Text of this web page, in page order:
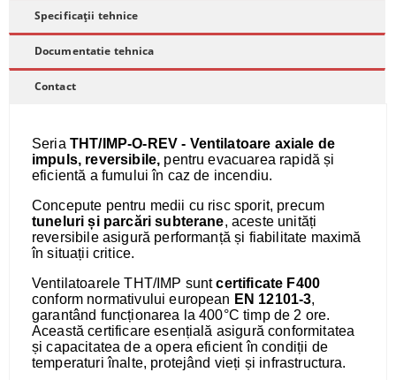
Specificații tehnice
Documentatie tehnica
Contact
Seria THT/IMP-O-REV - Ventilatoare axiale de
impuls, reversibile, pentru evacuarea rapidă și
eficientă a fumului în caz de incendiu.
Concepute pentru medii cu risc sporit, precum
tuneluri și parcări subterane, aceste unități
reversibile asigură performanță și fiabilitate maximă
în situații critice.
Ventilatoarele THT/IMP suntcertificate F400
conform normativului european EN 12101-3,
garantând funcționarea la 400°C timp de 2 ore.
Această certificare esențială asigură conformitatea
și capacitatea de a opera eficient în condiții de
temperaturi înalte, protejând vieți și infrastructura.